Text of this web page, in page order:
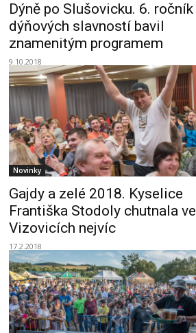
Dýně po Slušovicku. 6. ročník
dýňových slavností bavil
znamenitým programem
9.10.2018
Novinky
Gajdy a zelé 2018. Kyselice
Františka Stodoly chutnala ve
Vizovicích nejvíc
17.2.2018